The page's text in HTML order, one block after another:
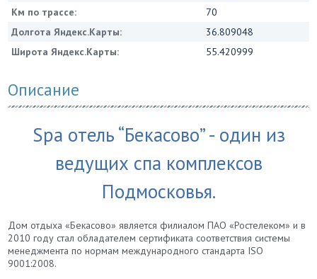
Км по трассе:
70
Долгота Яндекс.Карты:
36.809048
Широта Яндекс.Карты:
55.420999
Описание
Spa отель “Бекасово” - один из
ведущих спа комплексов
Подмосковья.
Дом отдыха «Бекасово» является филиалом ПАО «Ростелеком» и в
2010 году стал обладателем сертификата соответствия системы
менеджмента по нормам международного стандарта ISO
9001:2008.